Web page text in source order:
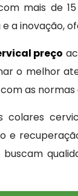
mais de
a inovação,
preço
o melhor
as
colares
e
buscam